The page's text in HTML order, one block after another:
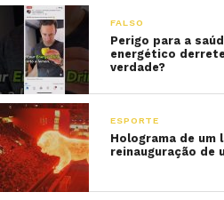
FALSO
Perigo para a
energético
verdade?
ESPORTE
Holograma de um
reinauguração de